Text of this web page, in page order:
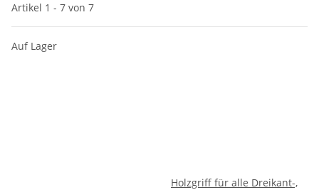
Artikel 1 - 7 von 7
Auf Lager
Holzgriff für alle Dreikant-,